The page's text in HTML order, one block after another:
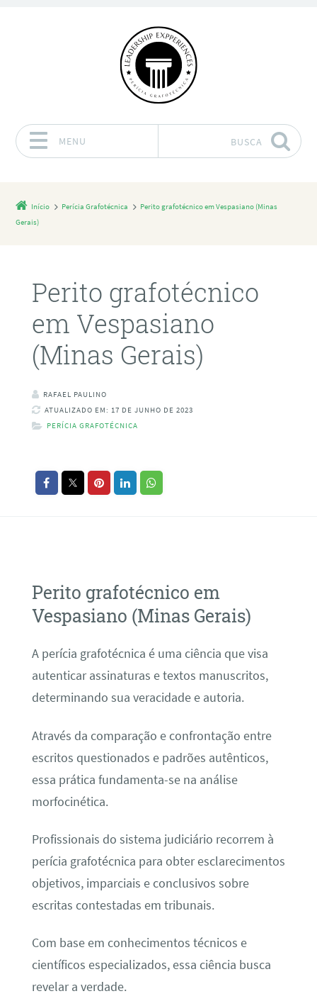
MENU BUSCA
Início Perícia Grafotécnica
Perito grafotécnico em Vespasiano (Minas
Gerais)
Perito grafotécnico
em Vespasiano
(Minas Gerais)
RAFAEL PAULINO
ATUALIZADO EM: 17 DE JUNHO DE 2023
PERÍCIA GRAFOTÉCNICA
Perito grafotécnico em
Vespasiano (Minas Gerais)
A perícia grafotécnica é uma ciência que visa
autenticar assinaturas e textos manuscritos,
determinando sua veracidade e autoria.
Através da comparação e confrontação entre
escritos questionados e padrões autênticos,
essa prática fundamenta-se na análise
morfocinética.
Profissionais do sistema judiciário recorrem à
perícia grafotécnica para obter esclarecimentos
objetivos, imparciais e conclusivos sobre
escritas contestadas em tribunais.
Com base em conhecimentos técnicos e
científicos especializados, essa ciência busca
revelar a verdade.